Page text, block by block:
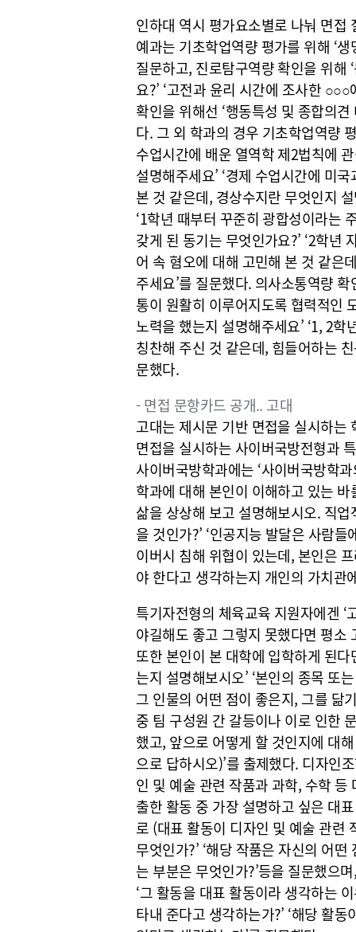
인하대 역시 평가요소별로 나눠 면접
예과는 기초학업역량 평가를 위해 ‘
질문하고, 진로탐구역량 확인을 위해
요?’ ‘고전과 윤리 시간에 조사한
확인을 위해선 ‘행동특성 및 종합의
다. 그 외 학과의 경우 기초학업역량
수업시간에 배운 열역학 제2법칙에
설명해주세요’ ‘경제 수업시간에 미
본 것 같은데, 경상수지란 무엇인지
‘1학년 때부터 꾸준히 광합성이라는
갖게 된 동기는 무엇인가요?’ ‘2학년
어 속 혐오에 대해 고민해 본 것 같은
주세요’를 질문했다. 의사소통역량
통이 원활히 이루어지도록 협력적인
노력을 했는지 설명해주세요’ ‘1, 2
칭찬해 주신 것 같은데, 힘들어하는
문했다.
- 면접 문항카드 공개.. 고대
고대는 제시문 기반 면접을 실시하는
면접을 실시하는 사이버국방전형과
사이버국방학과에는 ‘사이버국방학
학과에 대해 본인이 이해하고 있는
삶을 상상해 보고 설명해보시오. 직
을 것인가?’ ‘인공지능 발달은 사람
이버시 침해 위협이 있는데, 본인은
야 한다고 생각하는지 개인의 가치관
특기자전형의 체육교육 지원자에겐
야길해도 좋고 그렇지 못했다면 평소
또한 본인이 본 대학에 입학하게 된
는지 설명해보시오’ ‘본인의 종목 또
그 인물의 어떤 점이 좋은지, 그를 닮
중 팀 구성원 간 갈등이나 이로 인한
했고, 앞으로 어떻게 할 것인지에 대
으로 답하시오)’를 출제했다. 디자인
인 및 예술 관련 작품과 과학, 수학
출한 활동 중 가장 설명하고 싶은 대
로 (대표 활동이 디자인 및 예술 관련
무엇인가?’ ‘해당 작품은 자신의 어
는 부분은 무엇인가?’등을 질문했으
‘그 활동을 대표 활동이라 생각하는
타내 준다고 생각하는가?’ ‘해당 활